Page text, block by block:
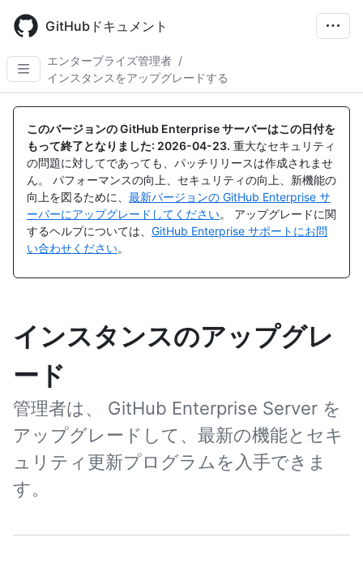
main
content
GitHubドキュメント
エンタープライズ管理者 /
インスタンスをアップグレードする
このバージョンの GitHub Enterprise サーバーはこの日付を
もって終了となりました: 2026-04-23. 重大なセキュリティ
の問題に対してであっても、パッチリリースは作成されませ
ん。 パフォーマンスの向上、セキュリティの向上、新機能の
向上を図るために、 最新バージョンの GitHub Enterprise サ
ーバーにアップグレードしてください。 アップグレードに関
するヘルプについては、 GitHub Enterprise サポートにお問
い合わせください。
インスタンスのアップグレ
ード
管理者は、 GitHub Enterprise Server を
アップグレードして、最新の機能とセキ
ュリティ更新プログラムを入手できま
す。